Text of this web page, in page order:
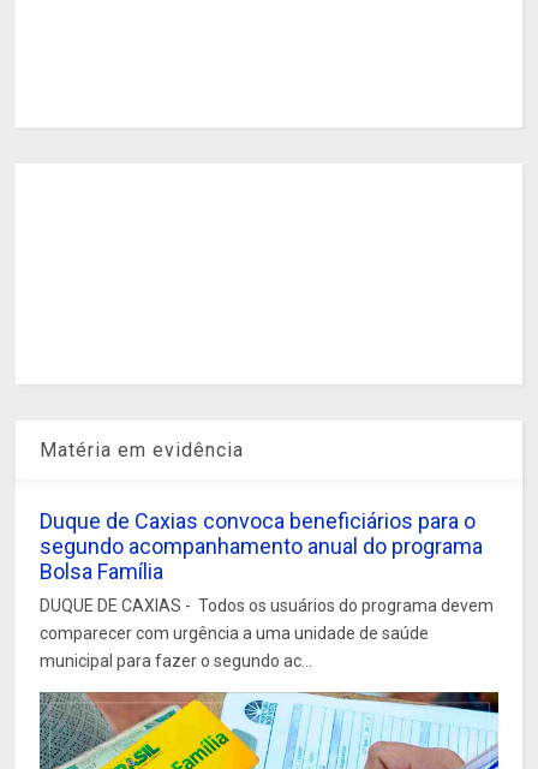
Matéria em evidência
Duque de Caxias convoca beneficiários para o
segundo acompanhamento anual do programa
Bolsa Família
DUQUE DE CAXIAS - Todos os usuários do programa devem
comparecer com urgência a uma unidade de saúde
municipal para fazer o segundo ac...